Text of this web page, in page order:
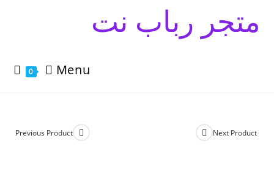
متجر رباب نت
0 Menu
Previous Product Next Product